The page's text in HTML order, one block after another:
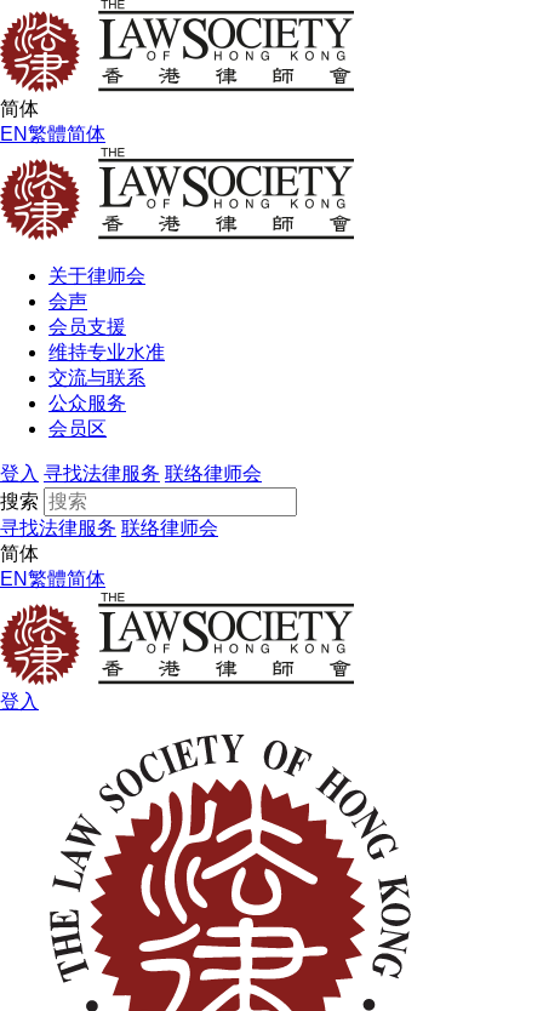
简体
EN繁體简体
关于律师会
会声
会员支援
维持专业水准
交流与联系
公众服务
会员区
登入 寻找法律服务 联络律师会
搜索
寻找法律服务 联络律师会
简体
EN繁體简体
登入